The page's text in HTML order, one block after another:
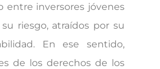
entre inversores jóvenes
riesgo, atraídos por su
En ese sentido,
de los derechos de los